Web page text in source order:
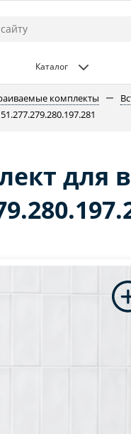
Каталог
комплекты
для